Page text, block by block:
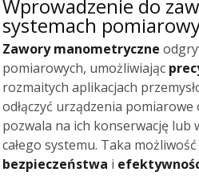
Wprowadzenie do
systemach
Zawory manometryczne
pomiarowych, umożliwiając
rozmaitych aplikacjach
odłączyć urządzenia
pozwala na ich konserwację lub
całego systemu. Taka
bezpieczeństwa i